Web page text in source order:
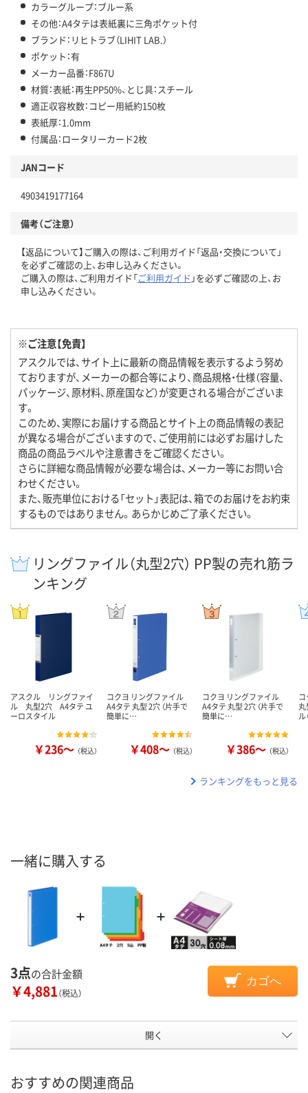
カラーグループ：ブルー系
その他：A4タテは表紙裏に三角ポケット付
ブランド：リヒトラブ（LIHIT LAB.）
ポケット：有
メーカー品番：F867U
材質：表紙：再生PP50%、とじ具：スチール
適正収容枚数：コピー用紙約150枚
表紙厚：1.0mm
付属品：ロータリーカード2枚
JANコード
4903419177164
備考（ご注意）
【返品について】ご購入の際は、ご利用ガイド「返品・交換について」
を必ずご確認の上、お申し込みください。
ご購入の際は、ご利用ガイド「ご利用ガイド 」を必ずご確認の上、お
申し込みください。
※ご注意【免責】
アスクルでは、サイト上に最新の商品情報を表示するよう努め
ておりますが、メーカーの都合等により、商品規格・仕様（容量、
パッケージ、原材料、原産国など）が変更される場合がございま
す。
このため、実際にお届けする商品とサイト上の商品情報の表記
が異なる場合がございますので、ご使用前には必ずお届けした
商品の商品ラベルや注意書きをご確認ください。
さらに詳細な商品情報が必要な場合は、メーカー等にお問い合
わせください。
また、販売単位における「セット」表記は、箱でのお届けをお約束
するものではありません。あらかじめご了承ください。
リングファイル（丸型2穴） PP製の売れ筋ラ
ンキング
アスクル リングファイ
ル 丸型2穴 A4タテ ユ
ーロスタイル
￥236～ （税込）
コクヨ リングファイル
A4タテ 丸型 2穴 （片手で
簡単に…
￥408～ （税込）
コクヨ リングファイル
A4タテ 丸型 2穴 （片手で
簡単に…
￥386～ （税込）
ランキングをもっと見る
一緒に購入する
3点の合計金額
￥4,881（税込）
カゴへ
開く
おすすめの関連商品